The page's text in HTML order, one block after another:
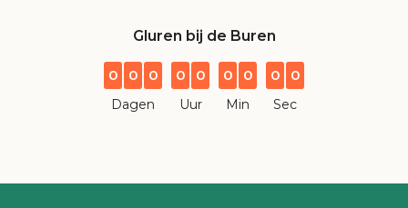
Gluren bij de Buren
0 0 0
Dagen
0 0
Uur
0 0
Min
0 0
Sec